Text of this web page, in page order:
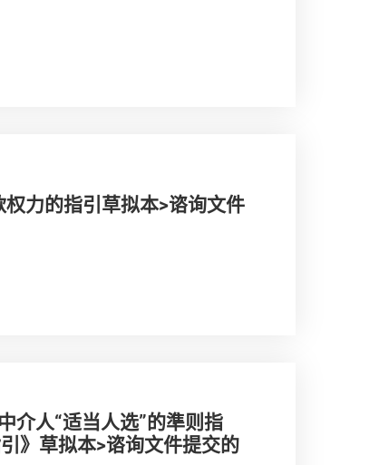
力的指引草拟本>谘询文件
介人“适当人选”的準则指
》草拟本>谘询文件提交的